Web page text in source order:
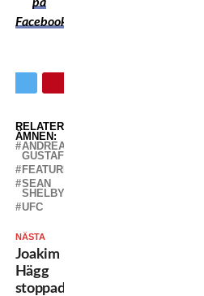
Facebook
RELATERADE
ÄMNEN:
ANDREAS
GUSTAFSSON
FEATURED
SEAN
SHELBY
UFC
NÄSTA
Joakim
Hägg
stoppad